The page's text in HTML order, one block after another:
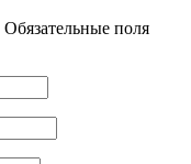
Обязательные поля